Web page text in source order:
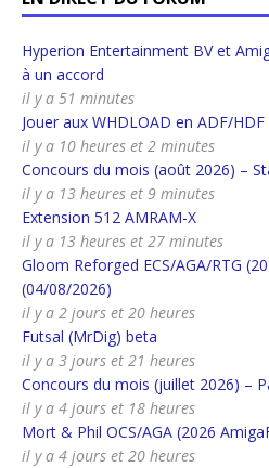
Hyperion Entertainment BV et
à un accord
il y a 51 minutes
Jouer aux WHDLOAD en ADF/HDF
il y a 10 heures et 2 minutes
Concours du mois (août 2026) –
il y a 13 heures et 9 minutes
Extension 512 AMRAM-X
il y a 13 heures et 27 minutes
Gloom Reforged ECS/AGA/RTG
(04/08/2026)
il y a 2 jours et 20 heures
Futsal (MrDig) beta
il y a 3 jours et 21 heures
Concours du mois (juillet 2026) –
il y a 4 jours et 18 heures
Mort & Phil OCS/AGA (2026
il y a 4 jours et 20 heures